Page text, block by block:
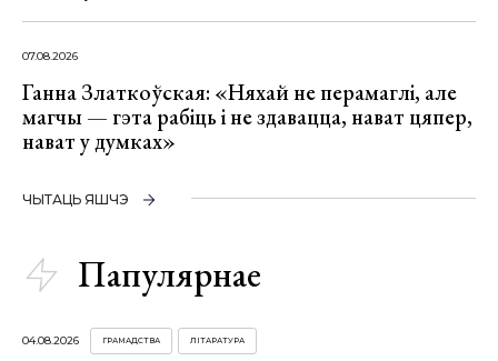
07.08.2026
Ганна Златкоўская: «Няхай не перамаглі, але
магчы — гэта рабіць і не здавацца, нават цяпер,
нават у думках»
ЧЫТАЦЬ ЯШЧЭ
Папулярнае
04.08.2026 ГРАМАДСТВА ЛІТАРАТУРА